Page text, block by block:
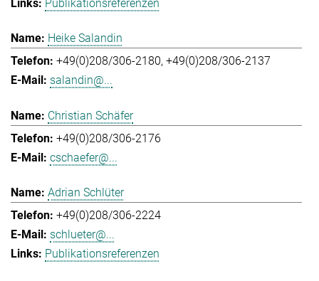
Publikationsreferenzen
Heike Salandin
+49(0)208/306-2180 +49(0)208/306-2137
salandin@...
Christian Schäfer
+49(0)208/306-2176
cschaefer@...
Adrian Schlüter
+49(0)208/306-2224
schlueter@...
Publikationsreferenzen